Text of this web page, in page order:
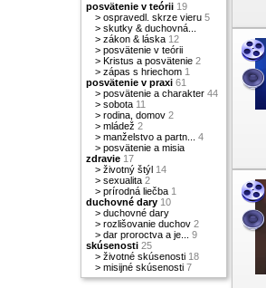
posvätenie v teórii 19
> ospravedl. skrze vieru 5
> skutky & duchovná...
> zákon & láska 12
> posvätenie v teórii
> Kristus a posvätenie 2
> zápas s hriechom 1
posvätenie v praxi 61
> posvätenie a charakter 44
> sobota 11
> rodina, domov 2
> mládež 2
> manželstvo a partn...
4
> posvätenie a misia
zdravie 17
> životný štýl 14
> sexualita 2
> prírodná liečba 1
duchovné dary 10
> duchovné dary
> rozlišovanie duchov 2
> dar proroctva a je...
9
skúsenosti 25
> životné skúsenosti 18
> misijné skúsenosti 7